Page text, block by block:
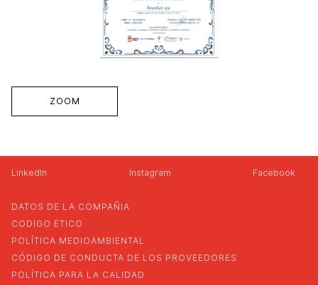
ZOOM
LinkedIn Instagram Facebook
DATOS DE LA COMPAÑIA
CODIGO ETICO
POLÍTICA MEDIOAMBIENTAL
CÓDIGO DE CONDUCTA DE LOS PROVEEDORES
POLÍTICA PARA LA CALIDAD